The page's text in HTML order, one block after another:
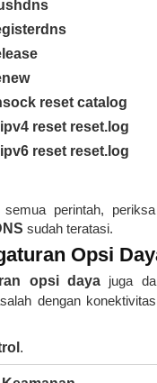
reset catalog
reset reset.log
reset reset.log
semua perintah,
sudah teratasi.
Opsi
opsi daya juga
dengan
.